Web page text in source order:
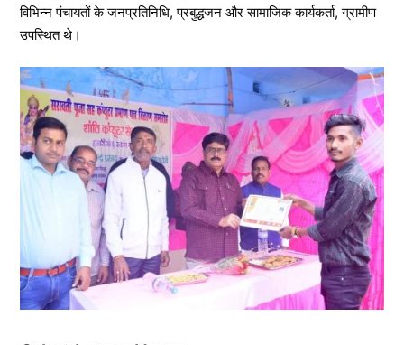
विभिन्न पंचायतों के जनप्रतिनिधि, प्रबुद्धजन और सामाजिक कार्यकर्ता, ग्रामीण
उपस्थित थे।